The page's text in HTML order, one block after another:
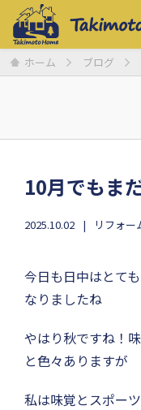
ホーム ブログ
10月でもま
2025.10.02 リフォー
今日も日中はとて
なりましたね
やはり秋ですね！
と色々ありますが
私は味覚とスポー